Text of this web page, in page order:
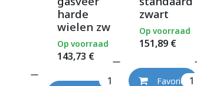
harde
wielen zw
143,73 €
Op voorraad
zwart
151,89€
Op voorraad
Favoriet